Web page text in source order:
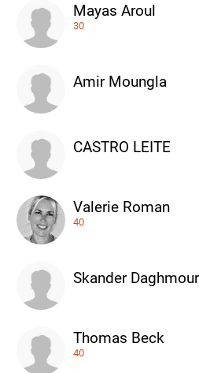
Mayas Aroul
30
Amir Moungla
CASTRO LEITE
Valerie Roman
40
Skander
Thomas Beck
40